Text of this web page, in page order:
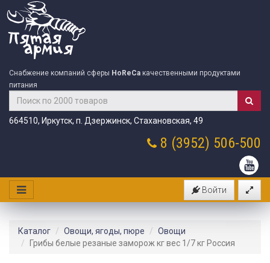
Снабжение компаний сферы HoReCa качественными продуктами
питания
664510, Иркутск, п. Дзержинск, Стахановская, 49
8 (3952) 506-500
Войти
Каталог Овощи, ягоды, пюре
Овощи
Грибы белые резаные заморож кг вес 1/7 кг Россия